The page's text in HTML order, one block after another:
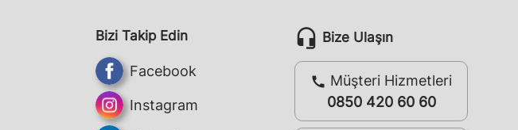
Bizi Takip Edin
Facebook
Instagram
headset_mic Bize Ulaşın
call Müşteri Hizmetleri
0850 420 60 60